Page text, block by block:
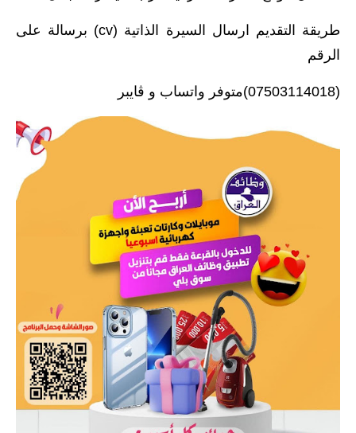
طريقة التقديم ارسال السيرة الذاتية (cv) برسالة على
الرقم
(07503114018)متوفر واتساب و ڤايبر